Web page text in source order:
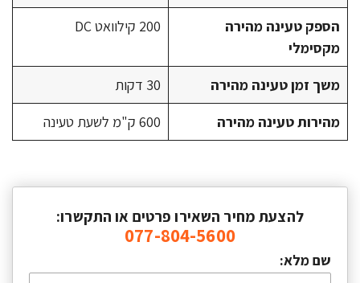
הספק טעינה מהירה
מקסימלי
200 קילוואט DC
משך זמן טעינה מהירה
30 דקות
מהירות טעינה מהירה
600 ק"מ לשעת טעינה
להצעת מחיר השאירו פרטים או התקשרו:
077-804-5600
שם מלא: